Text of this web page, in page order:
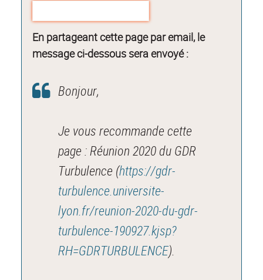
En partageant cette page par email, le
message ci-dessous sera envoyé :
Bonjour,
Je vous recommande cette
page : Réunion 2020 du GDR
Turbulence (https://gdr-
turbulence.universite-
lyon.fr/reunion-2020-du-gdr-
turbulence-190927.kjsp?
RH=GDRTURBULENCE).